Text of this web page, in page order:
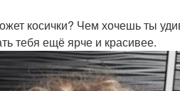
косички? Чем хочешь ты
тебя ещё ярче и красивее.